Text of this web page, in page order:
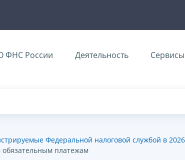
ФНС России Деятельность Сервисы
Федеральной налоговой службой в 2026
платежам